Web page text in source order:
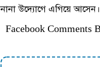
নানা উদ্যোগে এগিয়ে আসেন।
Facebook Comments